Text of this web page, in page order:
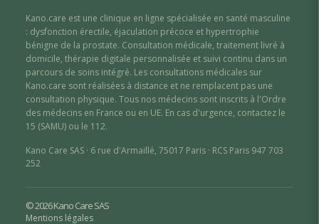
Kano.care est une clinique en ligne spécialisée en santé masculine
: dysfonction érectile, éjaculation précoce et hypertrophie
bénigne de la prostate. Consultation médicale, traitement livré à
domicile, thérapie digitale personnalisée et suivi continu dans un
parcours de soins intégré. Les consultations médicales sur
Kano.care sont réalisées à distance et ne remplacent pas une
consultation physique. Tous nos médecins sont inscrits à l'Ordre
des médecins en France ou en UE. En cas d'urgence, contactez le
15 (SAMU) ou le 112.
Kano Care SAS · 6 rue d'Armaillé, 75017 Paris · RCS Paris 947 703
252
© 2026 Kano Care SAS
Mentions légales